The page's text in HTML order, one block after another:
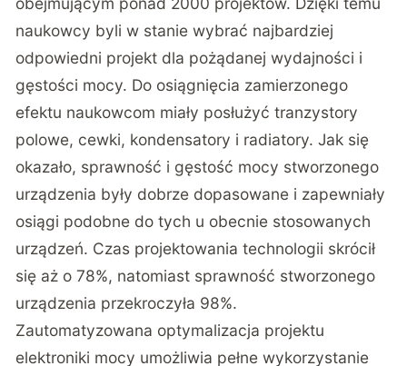
naukowcy byli w stanie wybrać najbardziej
odpowiedni projekt dla pożądanej wydajności i
gęstości mocy. Do osiągnięcia zamierzonego
efektu naukowcom miały posłużyć tranzystory
polowe, cewki, kondensatory i radiatory. Jak się
okazało, sprawność i gęstość mocy stworzonego
urządzenia były dobrze dopasowane i zapewniały
osiągi podobne do tych u obecnie stosowanych
urządzeń. Czas projektowania technologii skrócił
się aż o 78%, natomiast sprawność stworzonego
urządzenia przekroczyła 98%.
Zautomatyzowana optymalizacja projektu
elektroniki mocy umożliwia pełne wykorzystanie